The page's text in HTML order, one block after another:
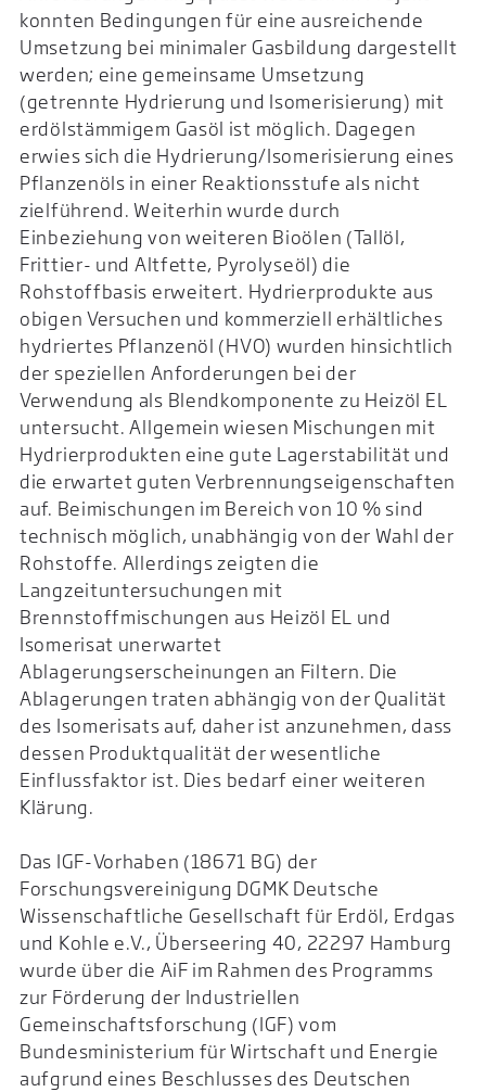
konnten Bedingungen für eine ausreichende
Umsetzung bei minimaler Gasbildung dargestellt
werden; eine gemeinsame Umsetzung
(getrennte Hydrierung und Isomerisierung) mit
erdölstämmigem Gasöl ist möglich. Dagegen
erwies sich die Hydrierung/Isomerisierung eines
Pflanzenöls in einer Reaktionsstufe als nicht
zielführend. Weiterhin wurde durch
Einbeziehung von weiteren Bioölen (Tallöl,
Frittier- und Altfette, Pyrolyseöl) die
Rohstoffbasis erweitert. Hydrierprodukte aus
obigen Versuchen und kommerziell erhältliches
hydriertes Pflanzenöl (HVO) wurden hinsichtlich
der speziellen Anforderungen bei der
Verwendung als Blendkomponente zu Heizöl EL
untersucht. Allgemein wiesen Mischungen mit
Hydrierprodukten eine gute Lagerstabilität und
die erwartet guten Verbrennungseigenschaften
auf. Beimischungen im Bereich von 10 % sind
technisch möglich, unabhängig von der Wahl der
Rohstoffe. Allerdings zeigten die
Langzeituntersuchungen mit
Brennstoffmischungen aus Heizöl EL und
Isomerisat unerwartet
Ablagerungserscheinungen an Filtern. Die
Ablagerungen traten abhängig von der Qualität
des Isomerisats auf, daher ist anzunehmen, dass
dessen Produktqualität der wesentliche
Einflussfaktor ist. Dies bedarf einer weiteren
Klärung.
Das IGF-Vorhaben (18671 BG) der
Forschungsvereinigung DGMK Deutsche
Wissenschaftliche Gesellschaft für Erdöl, Erdgas
und Kohle e.V., Überseering 40, 22297 Hamburg
wurde über die AiF im Rahmen des Programms
zur Förderung der Industriellen
Gemeinschaftsforschung (IGF) vom
Bundesministerium für Wirtschaft und Energie
aufgrund eines Beschlusses des Deutschen